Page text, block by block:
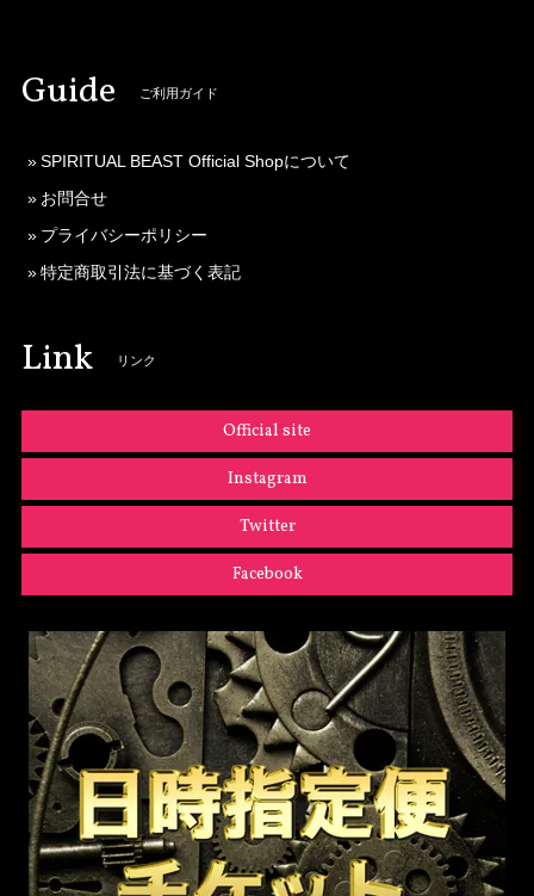
Guide ご利用ガイド
SPIRITUAL BEAST Official Shopについて
お問合せ
プライバシーポリシー
特定商取引法に基づく表記
Link リンク
Official site
Instagram
Twitter
Facebook